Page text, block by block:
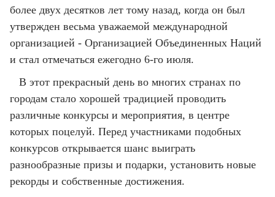
более двух десятков лет тому назад, когда он был
утвержден весьма уважаемой международной
организацией - Организацией Объединенных Наций
и стал отмечаться ежегодно 6-го июля.
В этот прекрасный день во многих странах по
городам стало хорошей традицией проводить
различные конкурсы и мероприятия, в центре
которых поцелуй. Перед участниками подобных
конкурсов открывается шанс выиграть
разнообразные призы и подарки, установить новые
рекорды и собственные достижения.